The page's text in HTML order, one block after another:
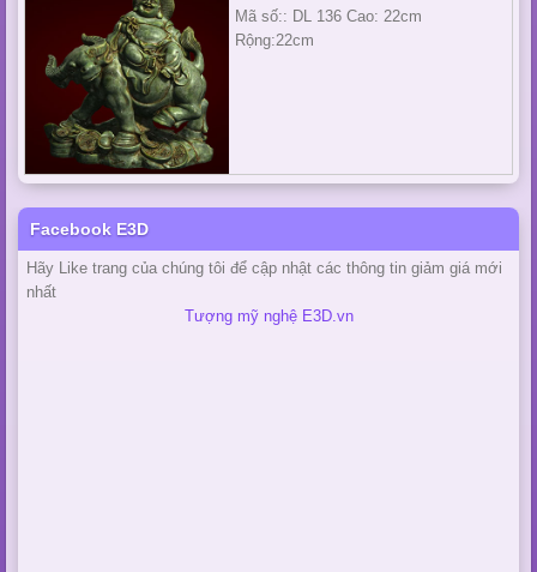
Mã số:: DL 136 Cao: 22cm
Rộng:22cm
Facebook E3D
Hãy Like trang của chúng tôi để cập nhật các thông tin giảm giá mới
nhất
Tượng mỹ nghệ E3D.vn